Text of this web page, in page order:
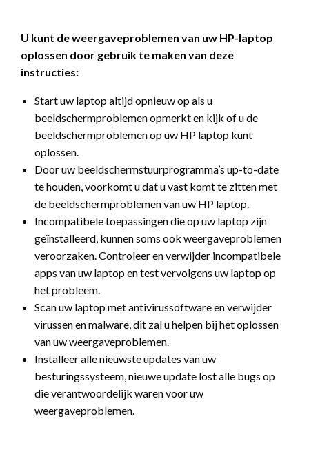
U kunt de weergaveproblemen van uw HP-laptop
oplossen door gebruik te maken van deze
instructies:
Start uw laptop altijd opnieuw op als u
beeldschermproblemen opmerkt en kijk of u de
beeldschermproblemen op uw HP laptop kunt
oplossen.
Door uw beeldschermstuurprogramma’s up-to-date
te houden, voorkomt u dat u vast komt te zitten met
de beeldschermproblemen van uw HP laptop.
Incompatibele toepassingen die op uw laptop zijn
geïnstalleerd, kunnen soms ook weergaveproblemen
veroorzaken. Controleer en verwijder incompatibele
apps van uw laptop en test vervolgens uw laptop op
het probleem.
Scan uw laptop met antivirussoftware en verwijder
virussen en malware, dit zal u helpen bij het oplossen
van uw weergaveproblemen.
Installeer alle nieuwste updates van uw
besturingssysteem, nieuwe update lost alle bugs op
die verantwoordelijk waren voor uw
weergaveproblemen.